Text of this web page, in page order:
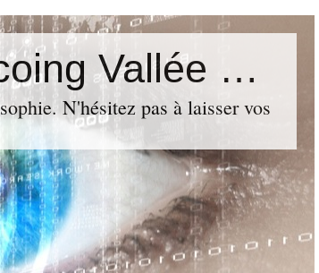
Le Blog du Député de Tourcoing Vallée de La Lys
N'hésitez pas à laisser vos